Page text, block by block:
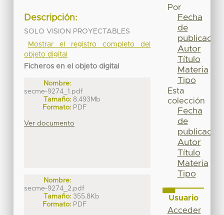
Descripción:
SOLO VISION PROYECTABLES
Mostrar el registro completo del
objeto digital
Ficheros en el objeto digital
Nombre:
secme-9274_1.pdf
Tamaño: 8.493Mb
Formato: PDF
Ver documento
Nombre:
secme-9274_2.pdf
Tamaño: 355.8Kb
Formato: PDF
Por
Fecha
de
publicación
Autor
Título
Materia
Tipo
Esta
colección
Fecha
de
publicación
Autor
Título
Materia
Tipo
Usuario
Acceder